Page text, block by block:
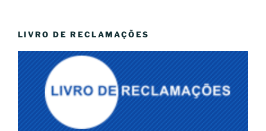
LIVRO DE RECLAMAÇÕES